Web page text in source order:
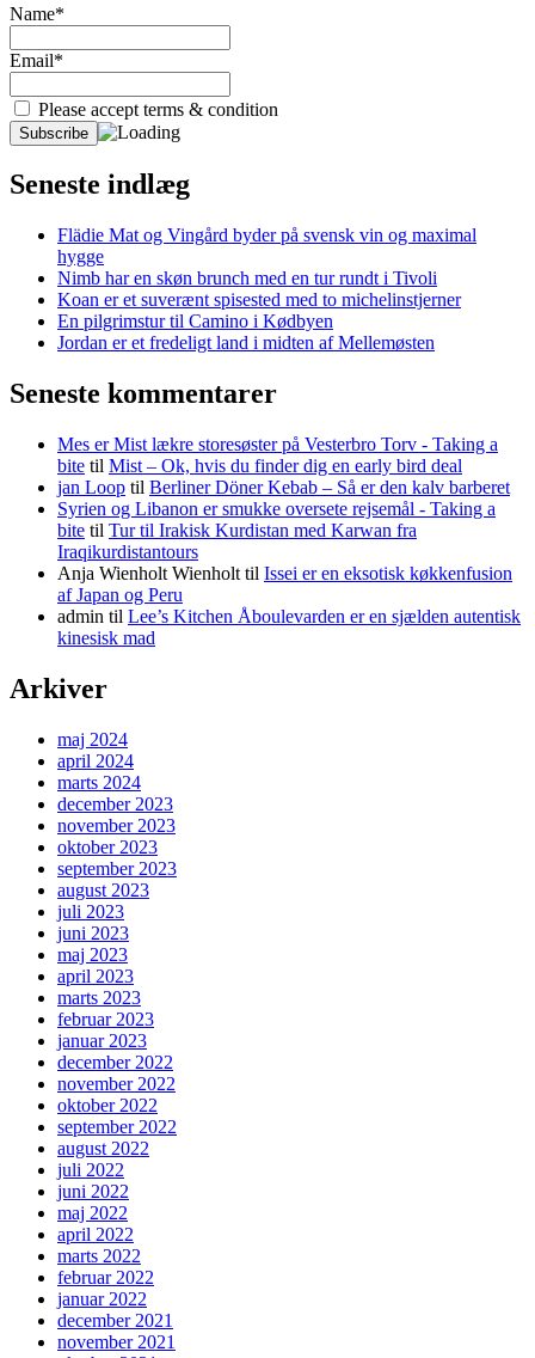
Name*
Email*
Please accept terms & condition
Seneste indlæg
Flädie Mat og Vingård byder på svensk vin og maximal
hygge
Nimb har en skøn brunch med en tur rundt i Tivoli
Koan er et suverænt spisested med to michelinstjerner
En pilgrimstur til Camino i Kødbyen
Jordan er et fredeligt land i midten af Mellemøsten
Seneste kommentarer
Mes er Mist lækre storesøster på Vesterbro Torv - Taking a
bite til Mist – Ok, hvis du finder dig en early bird deal
jan Loop til Berliner Döner Kebab – Så er den kalv barberet
Syrien og Libanon er smukke oversete rejsemål - Taking a
bite til Tur til Irakisk Kurdistan med Karwan fra
Iraqikurdistantours
Anja Wienholt Wienholt til Issei er en eksotisk køkkenfusion
af Japan og Peru
admin til Lee’s Kitchen Åboulevarden er en sjælden autentisk
kinesisk mad
Arkiver
maj 2024
april 2024
marts 2024
december 2023
november 2023
oktober 2023
september 2023
august 2023
juli 2023
juni 2023
maj 2023
april 2023
marts 2023
februar 2023
januar 2023
december 2022
november 2022
oktober 2022
september 2022
august 2022
juli 2022
juni 2022
maj 2022
april 2022
marts 2022
februar 2022
januar 2022
december 2021
november 2021